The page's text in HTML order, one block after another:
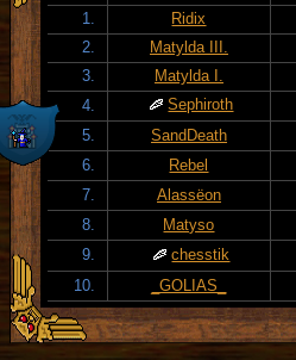
1.
Ridix
2.
Matylda III.
3.
Matylda I.
4.
Sephiroth
5.
SandDeath
6.
Rebel
7.
Alassëon
8.
Matyso
9.
chesstik
10.
_GOLIAS_